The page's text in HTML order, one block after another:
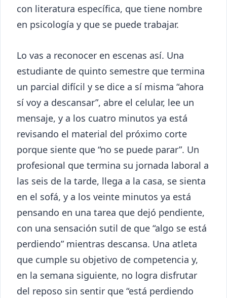
con literatura específica, que tiene nombre
en psicología y que se puede trabajar.
Lo vas a reconocer en escenas así. Una
estudiante de quinto semestre que termina
un parcial difícil y se dice a sí misma “ahora
sí voy a descansar”, abre el celular, lee un
mensaje, y a los cuatro minutos ya está
revisando el material del próximo corte
porque siente que “no se puede parar”. Un
profesional que termina su jornada laboral a
las seis de la tarde, llega a la casa, se sienta
en el sofá, y a los veinte minutos ya está
pensando en una tarea que dejó pendiente,
con una sensación sutil de que “algo se está
perdiendo” mientras descansa. Una atleta
que cumple su objetivo de competencia y,
en la semana siguiente, no logra disfrutar
del reposo sin sentir que “está perdiendo